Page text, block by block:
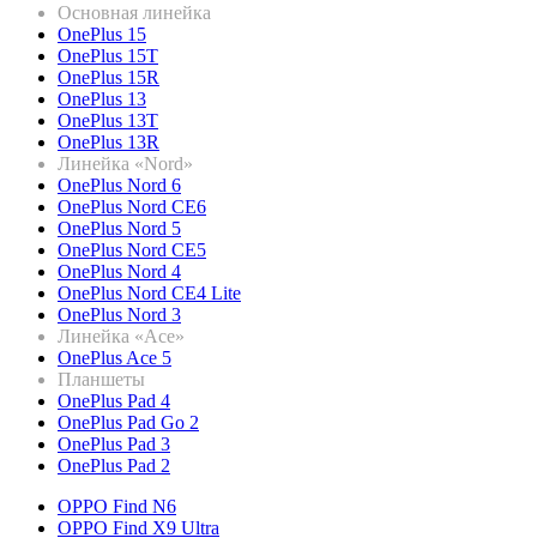
Основная линейка
OnePlus 15
OnePlus 15T
OnePlus 15R
OnePlus 13
OnePlus 13T
OnePlus 13R
Линейка «Nord»
OnePlus Nord 6
OnePlus Nord CE6
OnePlus Nord 5
OnePlus Nord CE5
OnePlus Nord 4
OnePlus Nord CE4 Lite
OnePlus Nord 3
Линейка «Ace»
OnePlus Ace 5
Планшеты
OnePlus Pad 4
OnePlus Pad Go 2
OnePlus Pad 3
OnePlus Pad 2
OPPO Find N6
OPPO Find X9 Ultra